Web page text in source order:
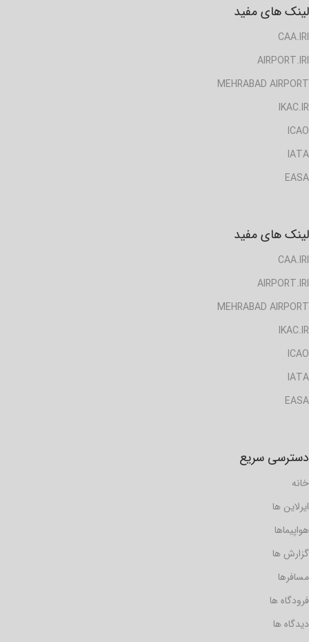
لینک های مفید
CAA.IRI
AIRPORT.IRI
MEHRABAD AIRPORT
IKAC.IR
ICAO
IATA
EASA
لینک های مفید
CAA.IRI
AIRPORT.IRI
MEHRABAD AIRPORT
IKAC.IR
ICAO
IATA
EASA
دسترسی سریع
خانه
ایرلاین ها
هواپیماها
گزارش ها
مسافرها
فرودگاه ها
دیدگاه ها